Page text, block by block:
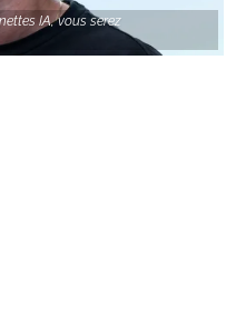
IA, vous serez